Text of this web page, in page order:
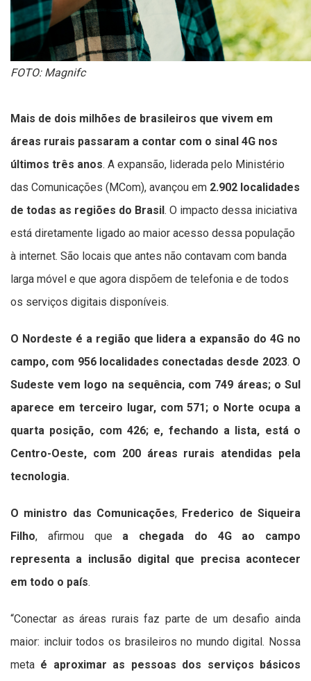
FOTO: Magnifc
Mais de dois milhões de brasileiros que vivem em
áreas rurais passaram a contar com o sinal 4G nos
últimos três anos. A expansão, liderada pelo Ministério
das Comunicações (MCom), avançou em 2.902 localidades
de todas as regiões do Brasil. O impacto dessa iniciativa
está diretamente ligado ao maior acesso dessa população
à internet. São locais que antes não contavam com banda
larga móvel e que agora dispõem de telefonia e de todos
os serviços digitais disponíveis.
O Nordeste é a região que lidera a expansão do 4G no
campo, com 956 localidades conectadas desde 2023. O
Sudeste vem logo na sequência, com 749 áreas; o Sul
aparece em terceiro lugar, com 571; o Norte ocupa a
quarta posição, com 426; e, fechando a lista, está o
Centro-Oeste, com 200 áreas rurais atendidas pela
tecnologia.
O ministro das Comunicações, Frederico de Siqueira
Filho, afirmou que a chegada do 4G ao campo
representa a inclusão digital que precisa acontecer
em todo o país.
“Conectar as áreas rurais faz parte de um desafio ainda
maior: incluir todos os brasileiros no mundo digital. Nossa
meta é aproximar as pessoas dos serviços básicos